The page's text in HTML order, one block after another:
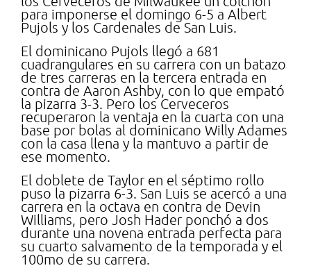
para imponerse el domingo 6-5 a Albert
Pujols y los Cardenales de San Luis.
El dominicano Pujols llegó a 681
cuadrangulares en su carrera con un batazo
de tres carreras en la tercera entrada en
contra de Aaron Ashby, con lo que empató
la pizarra 3-3. Pero los Cerveceros
recuperaron la ventaja en la cuarta con una
base por bolas al dominicano Willy Adames
con la casa llena y la mantuvo a partir de
ese momento.
El doblete de Taylor en el séptimo rollo
puso la pizarra 6-3. San Luis se acercó a una
carrera en la octava en contra de Devin
Williams, pero Josh Hader ponchó a dos
durante una novena entrada perfecta para
su cuarto salvamento de la temporada y el
100mo de su carrera.